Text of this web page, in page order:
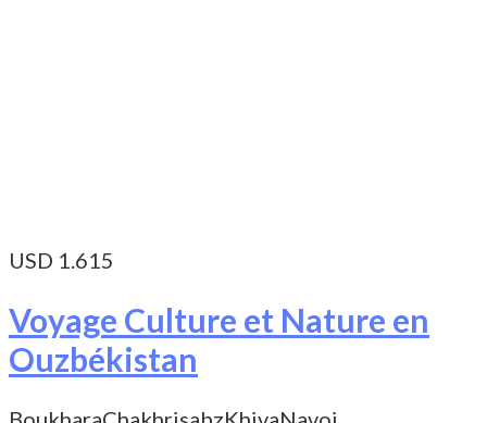
USD 1.615
Voyage Culture et Nature en
Ouzbékistan